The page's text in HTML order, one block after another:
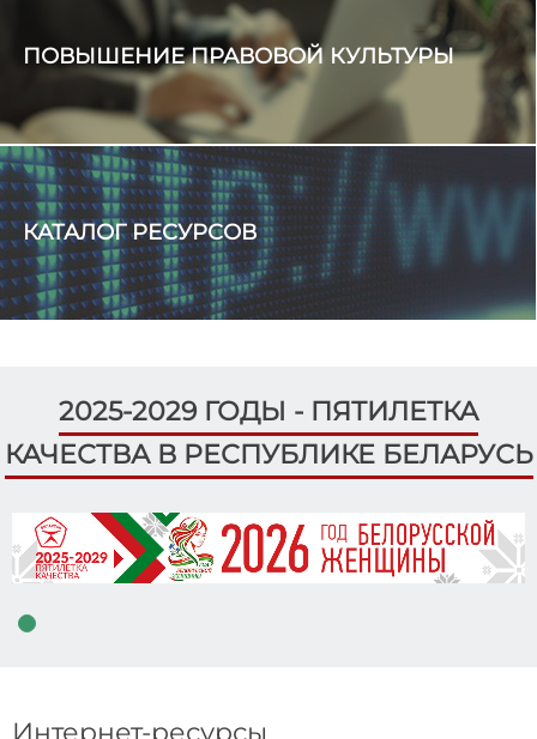
ПОВЫШЕНИЕ ПРАВОВОЙ КУЛЬТУРЫ
КАТАЛОГ РЕСУРСОВ
2025-2029 ГОДЫ - ПЯТИЛЕТКА
КАЧЕСТВА В РЕСПУБЛИКЕ БЕЛАРУСЬ
Интернет-ресурсы